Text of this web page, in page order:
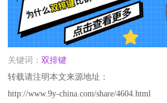
关键词： 双排键
转载请注明本文来源地址：
http://www.9y-china.com/share/4604.html